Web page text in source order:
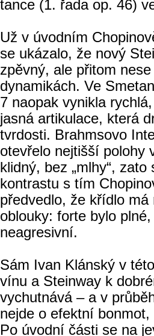
tance (1. řada op. 46)
Už v úvodním
se ukázalo, že nový
zpěvný, ale přitom
dynamikách. Ve
7 naopak vynikla
jasná artikulace, která
tvrdosti. Brahmsovo
otevřelo nejtišší polohy
klidný, bez „mlhy“,
kontrastu s tím
předvedlo, že křídlo
oblouky: forte bylo
neagresivní.
Sám Ivan Klánský v
vínu a Steinway k
vychutnává – a v
nejde o efektní
Po úvodní části se na